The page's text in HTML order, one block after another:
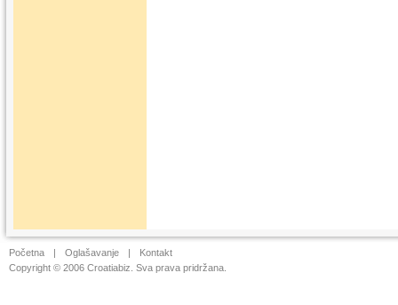
Početna | Oglašavanje |
Kontakt
Copyright © 2006 Croatiabiz. Sva prava pridržana.